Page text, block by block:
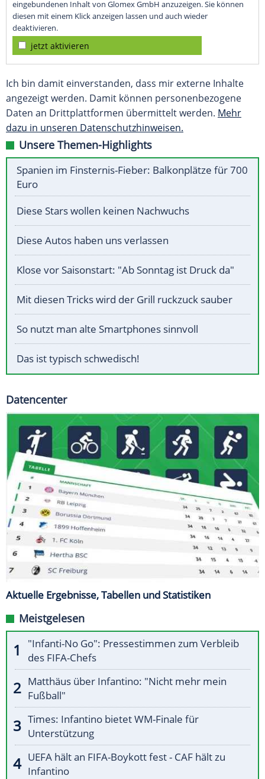
eingebundenen Inhalt von Glomex GmbH anzuzeigen. Sie können
diesen mit einem Klick anzeigen lassen und auch wieder
deaktivieren.
jetzt aktivieren
Ich bin damit einverstanden, dass mir externe Inhalte
angezeigt werden. Damit können personenbezogene
Daten an Drittplattformen übermittelt werden. Mehr
dazu in unseren Datenschutzhinweisen.
Unsere Themen-Highlights
Spanien im Finsternis-Fieber: Balkonplätze für 700
Euro
Diese Stars wollen keinen Nachwuchs
Diese Autos haben uns verlassen
Klose vor Saisonstart: "Ab Sonntag ist Druck da"
Mit diesen Tricks wird der Grill ruckzuck sauber
So nutzt man alte Smartphones sinnvoll
Das ist typisch schwedisch!
Datencenter
Aktuelle Ergebnisse, Tabellen und Statistiken
Meistgelesen
"Infanti-No Go": Pressestimmen zum Verbleib
des FIFA-Chefs
Matthäus über Infantino: "Nicht mehr mein
Fußball"
Times: Infantino bietet WM-Finale für
Unterstützung
UEFA hält an FIFA-Boykott fest - CAF hält zu
Infantino